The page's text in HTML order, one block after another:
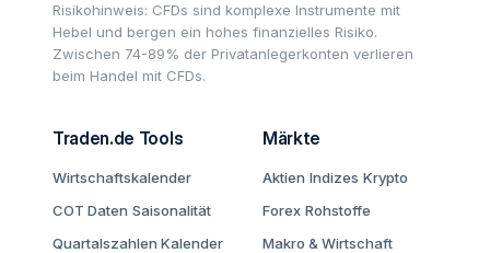
Risikohinweis: CFDs sind komplexe Instrumente mit
Hebel und bergen ein hohes finanzielles Risiko.
Zwischen 74-89% der Privatanlegerkonten verlieren
beim Handel mit CFDs.
Traden.de Tools
Wirtschaftskalender
COT Daten Saisonalität
Quartalszahlen Kalender
Märkte
Aktien Indizes Krypto
Forex Rohstoffe
Makro & Wirtschaft